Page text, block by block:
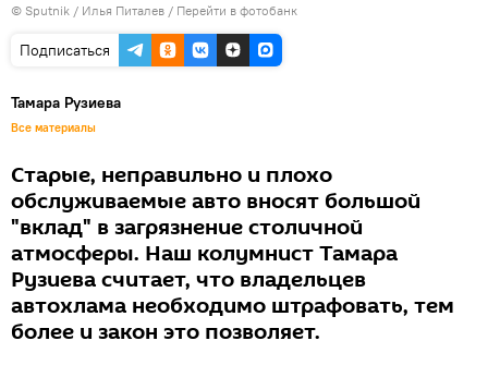
© Sputnik / Илья Питалев / Перейти в фотобанк
Подписаться
Тамара Рузиева
Все материалы
Старые, неправильно и плохо
обслуживаемые авто вносят большой
"вклад" в загрязнение столичной
атмосферы. Наш колумнист Тамара
Рузиева считает, что владельцев
автохлама необходимо штрафовать, тем
более и закон это позволяет.